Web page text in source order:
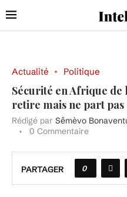
Actualité Politique
Sécurité en Afrique de
retire mais ne part pas
Rédigé par Sêmèvo
0 Commentaire
PARTAGER 0